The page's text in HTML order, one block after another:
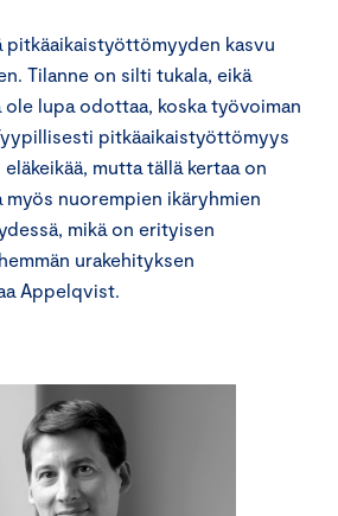
pitkäaikaistyöttömyyden kasvu
Tilanne on silti tukala, eikä
ole lupa odottaa, koska työvoiman
pitkäaikaistyöttömyys
mutta tällä kertaa on
myös nuorempien ikäryhmien
mikä on erityisen
urakehityksen
Appelqvist.